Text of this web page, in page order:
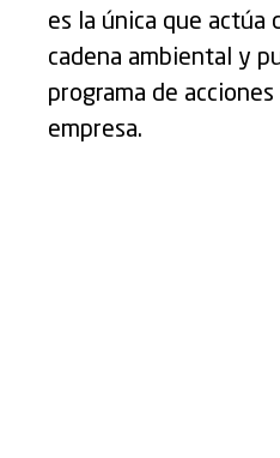
es la única que actúa
cadena ambiental y
programa de
empresa.